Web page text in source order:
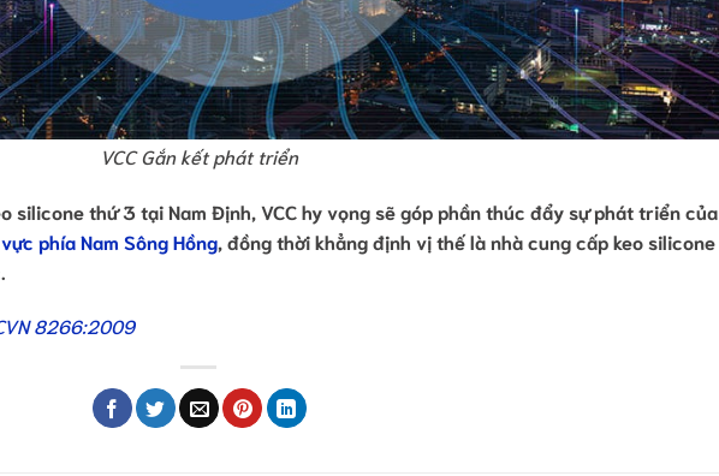
VCC Gắn kết phát triển
silicone thứ 3 tại Nam Định, VCC hy vọng sẽ góp phần thúc đẩy sự phát triển của
phía Nam Sông Hồng, đồng thời khẳng định vị thế là nhà cung cấp keo silicone
8266:2009